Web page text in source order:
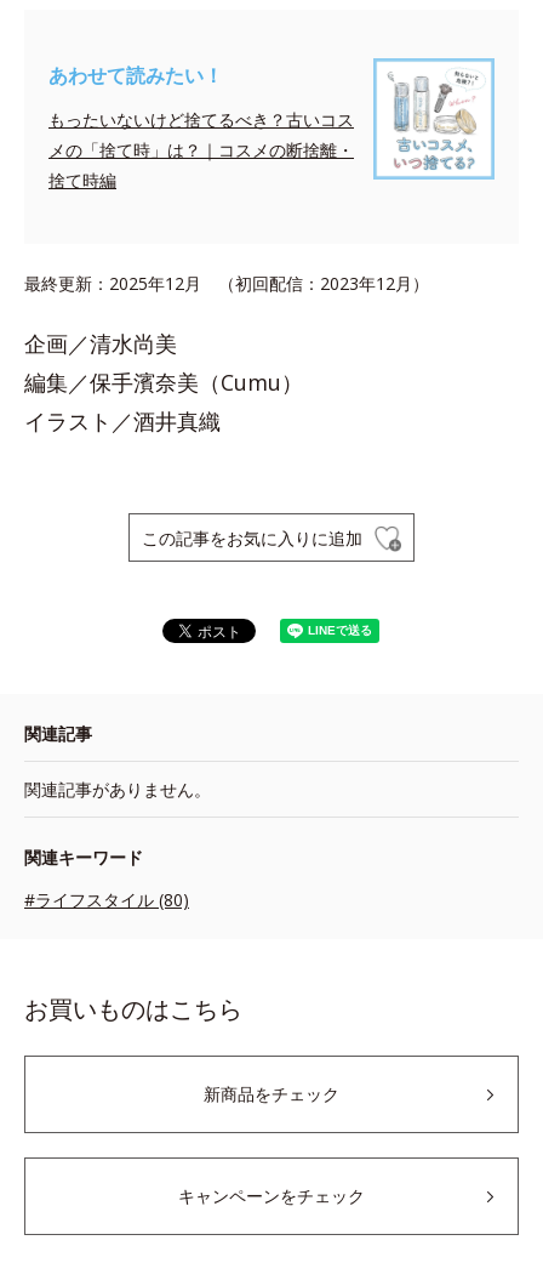
あわせて読みたい！
もったいないけど捨てるべき？古いコス
メの「捨て時」は？｜コスメの断捨離・
捨て時編
最終更新：2025年12月 （初回配信：2023年12月）
企画／清水尚美
編集／保手濱奈美（Cumu）
イラスト／酒井真織
この記事をお気に入りに追加
関連記事
関連記事がありません。
関連キーワード
#ライフスタイル (80)
お買いものはこちら
新商品をチェック
キャンペーンをチェック